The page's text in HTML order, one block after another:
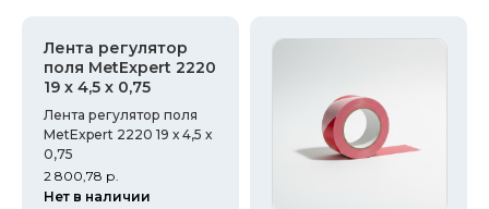
Лента регулятор
поля MetExpert 2220
19 х 4,5 х 0,75
Лента регулятор поля
MetExpert 2220 19 х 4,5 х
0,75
2 800,78 р.
Нет в наличии